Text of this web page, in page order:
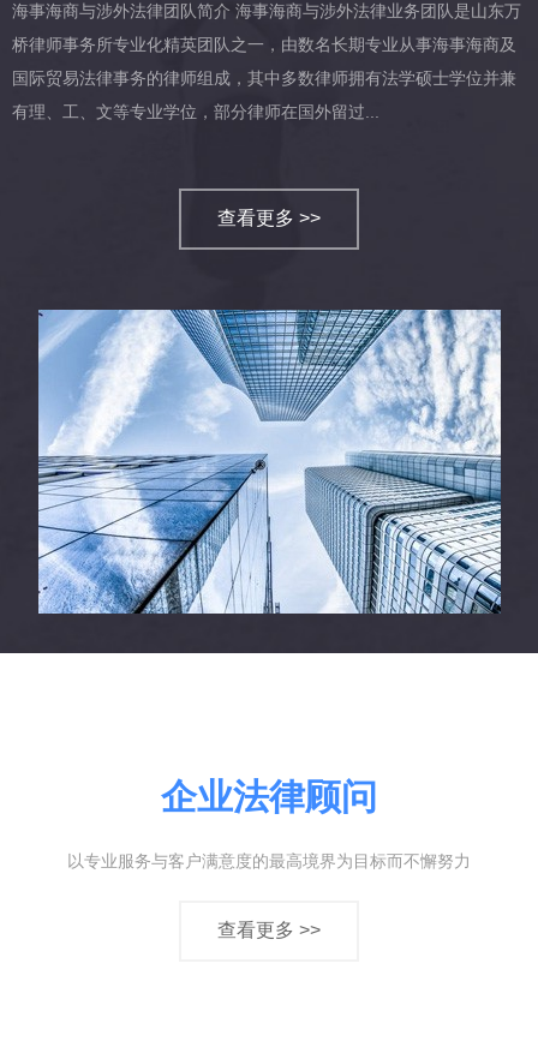
海事海商与涉外法律团队简介 海事海商与涉外法律业务团队是山东万
桥律师事务所专业化精英团队之一，由数名长期专业从事海事海商及
国际贸易法律事务的律师组成，其中多数律师拥有法学硕士学位并兼
有理、工、文等专业学位，部分律师在国外留过...
查看更多 >>
企业法律顾问
以专业服务与客户满意度的最高境界为目标而不懈努力
查看更多 >>